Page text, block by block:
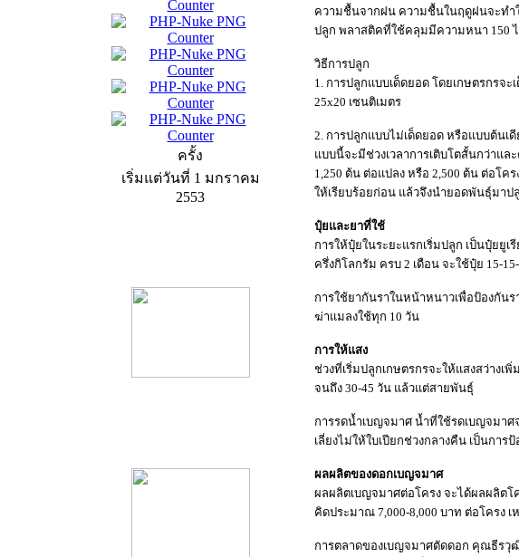
ครั้ง
เริ่มแต่วันที่ 1 มกราคม
2553
ความชื้นจากฝน ความชื้นในฤดูฝนจะทำใ
ปลูก พลาสติคที่ใช้คลุมมีความหนา 150
วิธีการปลูก
1. การปลูกแบบเด็ดยอด โดยเกษตรกร
25x20 เซนติเมตร
2. การปลูกแบบไม่เด็ดยอด หรือแบบต้นเ
แบบนี้จะมีช่วงเวลาการเติบโตสั้นกว่าแ
1,250 ต้น ต่อแปลง หรือ 2,500 ต้น ต่อโ
ให้เรียบร้อยก่อน แล้วจึงนำยอดพันธุ์มา
ปุ๋ยและยาที่ใช้
การให้ปุ๋ยในระยะแรกเริ่มปลูก เป็นปุ๋ยยูเ
ครึ่งกิโลกรัม ครบ 2 เดือน จะใช้ปุ๋ย 15-
การใช้ยากันราในหน้าหนาวเพื่อป้องกัน
ฆ่าแมลงใช้ทุก 10 วัน
การให้แสง
ช่วงที่เริ่มปลูกเกษตรกรจะให้แสงสว่างเ
จนถึง 30-45 วัน แล้วแต่สายพันธุ์
การรดน้ำเบญจมาศ น้ำที่ใช้รดเบญจมาศ
เลี่ยงไม่ให้ใบเปียกช่วงกลางคืน เป็นกา
ผลผลิตของดอกเบญจมาศ
ผลผลิตเบญจมาศต่อโครง จะได้ผลผลิตโ
คิดประมาณ 7,000-8,000 บาท ต่อโครง
การตลาดของเบญจมาศตัดดอก คุณธีรวุ